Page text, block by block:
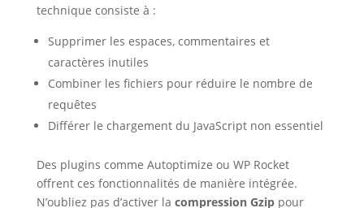
technique consiste à :
Supprimer les espaces, commentaires et
caractères inutiles
Combiner les fichiers pour réduire le nombre de
requêtes
Différer le chargement du JavaScript non essentiel
Des plugins comme Autoptimize ou WP Rocket
offrent ces fonctionnalités de manière intégrée.
N’oubliez pas d’activer la compression Gzippour